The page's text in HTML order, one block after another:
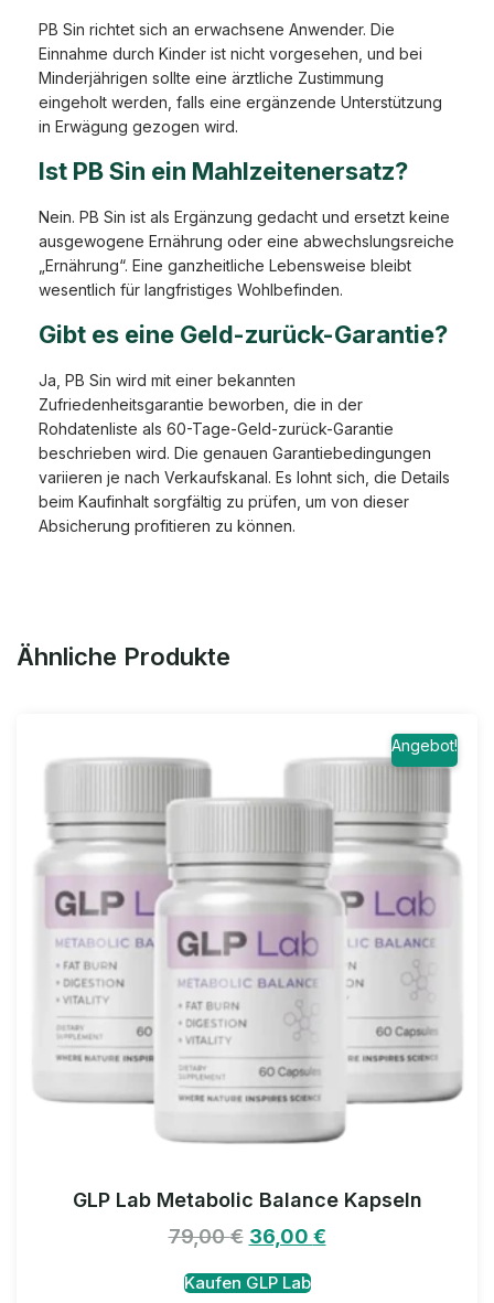
PB Sin richtet sich an erwachsene Anwender. Die
Einnahme durch Kinder ist nicht vorgesehen, und bei
Minderjährigen sollte eine ärztliche Zustimmung
eingeholt werden, falls eine ergänzende Unterstützung
in Erwägung gezogen wird.
Ist PB Sin ein Mahlzeitenersatz?
Nein. PB Sin ist als Ergänzung gedacht und ersetzt keine
ausgewogene Ernährung oder eine abwechslungsreiche
„Ernährung“. Eine ganzheitliche Lebensweise bleibt
wesentlich für langfristiges Wohlbefinden.
Gibt es eine Geld-zurück-Garantie?
Ja, PB Sin wird mit einer bekannten
Zufriedenheitsgarantie beworben, die in der
Rohdatenliste als 60-Tage-Geld-zurück-Garantie
beschrieben wird. Die genauen Garantiebedingungen
variieren je nach Verkaufskanal. Es lohnt sich, die Details
beim Kaufinhalt sorgfältig zu prüfen, um von dieser
Absicherung profitieren zu können.
Ähnliche Produkte
Angebot!
GLP Lab Metabolic Balance Kapseln
79,00€ 36,00 €
Kaufen GLP Lab